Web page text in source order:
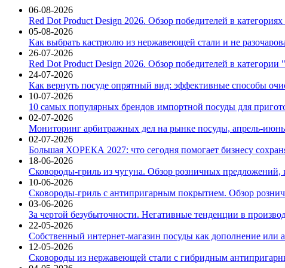
06-08-2026
Red Dot Product Design 2026. Обзор победителей в
05-08-2026
Как выбрать кастрюлю из нержавеющей стали и не
26-07-2026
Red Dot Product Design 2026. Обзор победителей в
24-07-2026
Как вернуть посуде опрятный вид: эффективные способы
10-07-2026
10 самых популярных брендов импортной посуды для
02-07-2026
Мониторинг арбитражных дел на рынке посуды, апрель-июнь
02-07-2026
Большая ХОРЕКА 2027: что сегодня помогает бизнесу
18-06-2026
Сковороды-гриль из чугуна. Обзор розничных предложений,
10-06-2026
Сковороды-гриль с антипригарным покрытием. Обзор
03-06-2026
За чертой безубыточности. Негативные тенденции в
22-05-2026
Собственный интернет-магазин посуды как дополнение или
12-05-2026
Сковороды из нержавеющей стали с гибридным